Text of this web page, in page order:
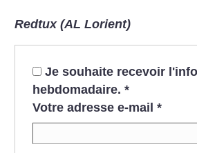
Redtux (AL Lorient)
Je souhaite recevoir
hebdomadaire. *
Votre adresse e-mail *